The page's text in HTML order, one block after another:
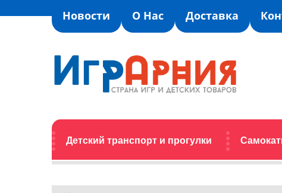
Новости О Нас Доставка
Детский транспорт и прогулки